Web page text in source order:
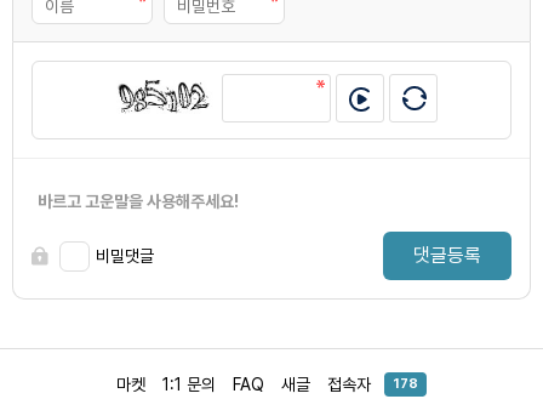
바르고 고운말을 사용해주세요!
비밀댓글 댓글등록
마켓 1:1 문의 FAQ 새글 접속자 178